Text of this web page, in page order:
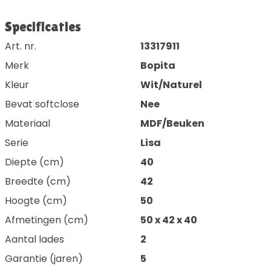
Specificaties
Art. nr.
13317911
Merk
Bopita
Kleur
Wit/Naturel
Bevat softclose
Nee
Materiaal
MDF/Beuken
Serie
Lisa
Diepte (cm)
40
Breedte (cm)
42
Hoogte (cm)
50
Afmetingen (cm)
50 x 42 x 40
Aantal lades
2
Garantie (jaren)
5